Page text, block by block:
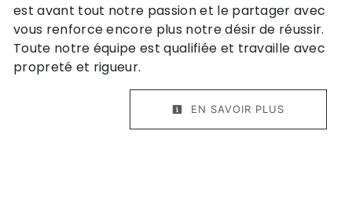
est avant tout notre passion et le partager avec
vous renforce encore plus notre désir de réussir.
Toute notre équipe est qualifiée et travaille avec
propreté et rigueur.
EN SAVOIR PLUS